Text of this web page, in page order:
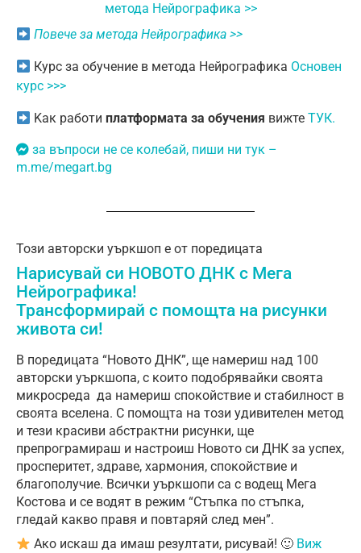
метода Нейрографика >>
Повече за метода Нейрографика >>
Курс за обучение в метода Нейрографика Основен
курс >>>
Kак работиплатформата за обучения вижтеТУК.
за въпроси не се колебай, пиши ни тук –
m.me/megart.bg
Този авторски уъркшоп е от поредицата
Нарисувай си НОВОТО ДНК с Мега
Нейрографика!
Трансформирай с помощта на рисунки
живота си!
В поредицата “Новото ДНК”, ще намериш над 100
авторски уъркшопа, с които подобрявайки своята
микросреда да намериш спокойствие и стабилност в
своята вселенa. С помощта на този удивителен метод
и тези красиви абстрактни рисунки, ще
препрограмираш и настроиш Новото си ДНК за успех,
просперитет, здраве, хармония, спокойствие и
благополучие. Всички уъркшопи са с водещ Мега
Костова и се водят в режим “Стъпка по стъпка,
гледай какво правя и повтаряй след мен”.
Ако искаш да имаш резултати, рисувай! 🙂 Виж